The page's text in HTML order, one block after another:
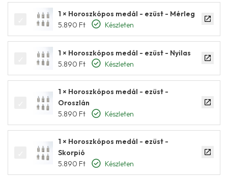
1 × Horoszkópos medál - ezüst - Mérleg
5.890 Ft Készleten
1 × Horoszkópos medál - ezüst - Nyilas
5.890 Ft Készleten
1 × Horoszkópos medál - ezüst -
Oroszlán
5.890 Ft Készleten
1 × Horoszkópos medál - ezüst -
Skorpió
5.890 Ft Készleten